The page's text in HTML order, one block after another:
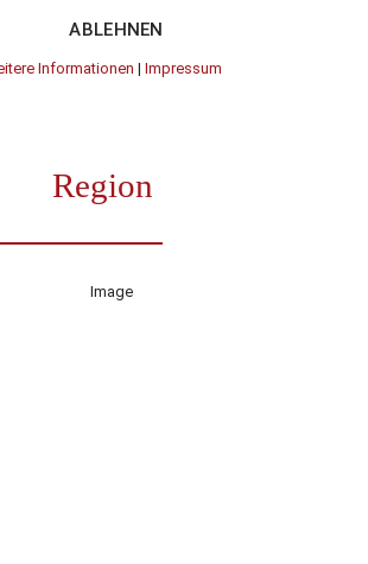
Region
ABLEHNEN
Informationen | Impressum